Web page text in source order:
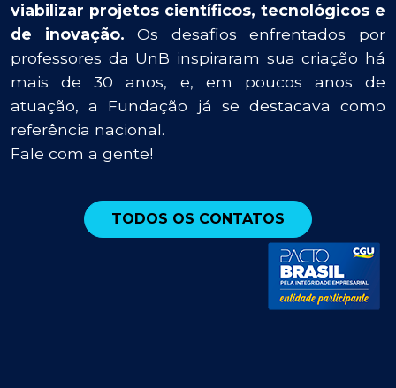
viabilizar projetos científicos, tecnológicos e
de inovação. Os desafios enfrentados por
professores da UnB inspiraram sua criação há
mais de 30 anos, e, em poucos anos de
atuação, a Fundação já se destacava como
referência nacional.
Fale com a gente!
TODOS OS CONTATOS